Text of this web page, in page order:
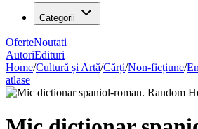
Categorii
OferteNoutati
AutoriEdituri
Home/Cultură și Artă/Cărți/Non-ficțiune/
atlase